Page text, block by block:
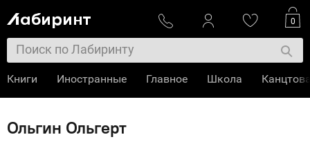
Ольгин Ольгерт
0
Книги Иностранные Главное Школа